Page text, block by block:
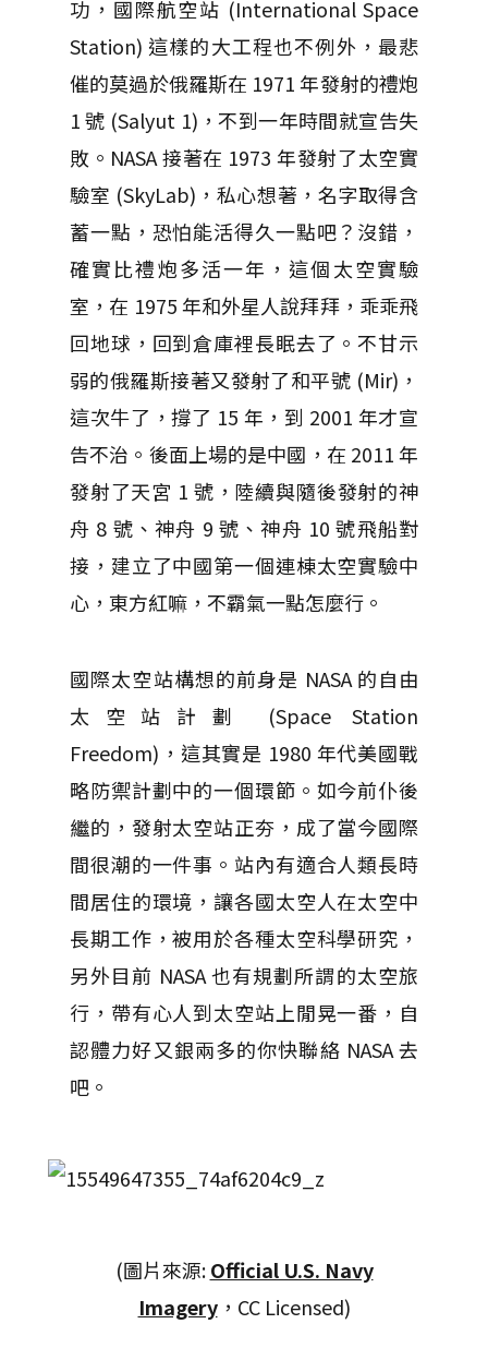
功，國際航空站 (International Space
Station) 這樣的大工程也不例外，最悲
催的莫過於俄羅斯在 1971 年發射的禮炮
1 號 (Salyut 1)，不到一年時間就宣告失
敗。NASA 接著在 1973 年發射了太空實
驗室 (SkyLab)，私心想著，名字取得含
蓄一點，恐怕能活得久一點吧？沒錯，
確實比禮炮多活一年，這個太空實驗
室，在 1975 年和外星人說拜拜，乖乖飛
回地球，回到倉庫裡長眠去了。不甘示
弱的俄羅斯接著又發射了和平號 (Mir)，
這次牛了，撐了 15 年，到 2001 年才宣
告不治。後面上場的是中國，在 2011 年
發射了天宮 1 號，陸續與隨後發射的神
舟 8 號、神舟 9 號、神舟 10 號飛船對
接，建立了中國第一個連棟太空實驗中
心，東方紅嘛，不霸氣一點怎麼行。
國際太空站構想的前身是 NASA 的自由
太空站計劃 (Space Station
Freedom)，這其實是 1980 年代美國戰
略防禦計劃中的一個環節。如今前仆後
繼的，發射太空站正夯，成了當今國際
間很潮的一件事。站內有適合人類長時
間居住的環境，讓各國太空人在太空中
長期工作，被用於各種太空科學研究，
另外目前 NASA 也有規劃所謂的太空旅
行，帶有心人到太空站上閒晃一番，自
認體力好又銀兩多的你快聯絡 NASA 去
吧。
(圖片來源:Official U.S. Navy
Imagery，CC Licensed)